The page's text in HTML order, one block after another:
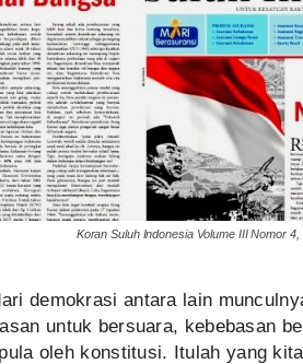
Koran Suluh Indonesia Volume III Nomor
demokrasi antara lain
untuk bersuara, kebebasan
oleh konstitusi. Itulah yang